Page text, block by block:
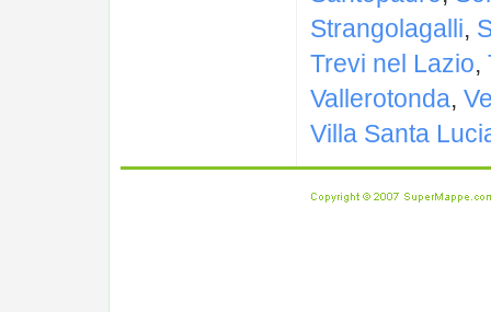
Strangolagalli,
Trevi nel Lazio,
Vallerotonda,
Villa Santa